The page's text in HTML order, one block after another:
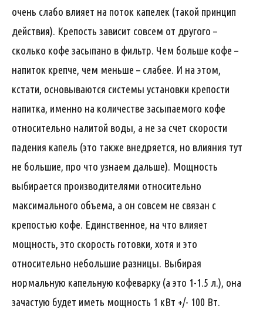
очень слабо влияет на поток капелек (такой принцип
действия). Крепость зависит совсем от другого –
сколько кофе засыпано в фильтр. Чем больше кофе –
напиток крепче, чем меньше – слабее. И на этом,
кстати, основываются системы установки крепости
напитка, именно на количестве засыпаемого кофе
относительно налитой воды, а не за счет скорости
падения капель (это также внедряется, но влияния тут
не большие, про что узнаем дальше). Мощность
выбирается производителями относительно
максимального объема, а он совсем не связан с
крепостью кофе. Единственное, на что влияет
мощность, это скорость готовки, хотя и это
относительно небольшие разницы. Выбирая
нормальную капельную кофеварку (а это 1-1.5 л.), она
зачастую будет иметь мощность 1 кВт +/- 100 Вт.